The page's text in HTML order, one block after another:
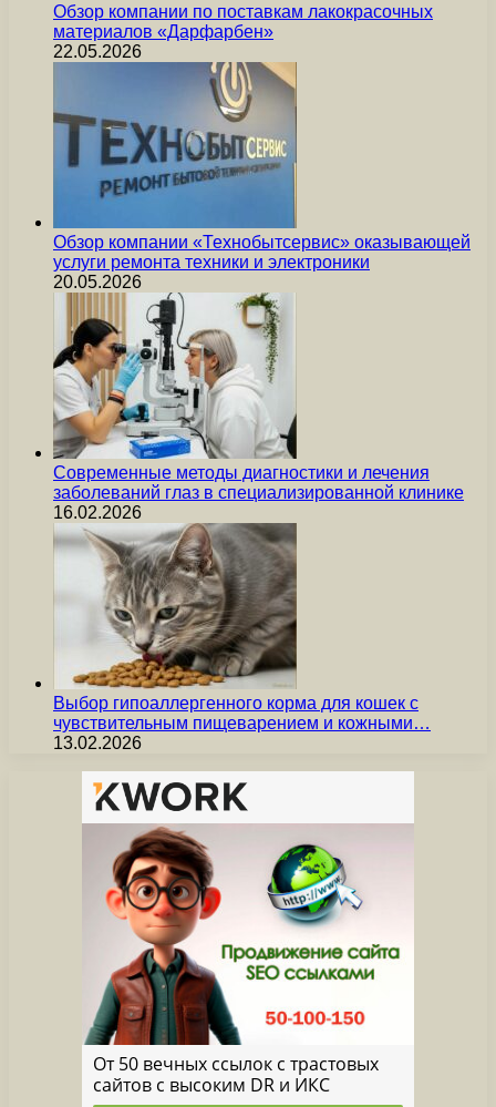
Обзор компании по поставкам лакокрасочных
материалов «Дарфарбен»
22.05.2026
Обзор компании «Технобытсервис» оказывающей
услуги ремонта техники и электроники
20.05.2026
Современные методы диагностики и лечения
заболеваний глаз в специализированной клинике
16.02.2026
Выбор гипоаллергенного корма для кошек с
чувствительным пищеварением и кожными…
13.02.2026